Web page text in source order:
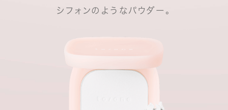
シフォンのようなパウダー。